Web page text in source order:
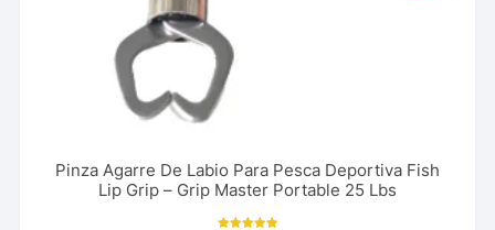
Pinza Agarre De Labio Para Pesca Deportiva Fish
Lip Grip – Grip Master Portable 25 Lbs